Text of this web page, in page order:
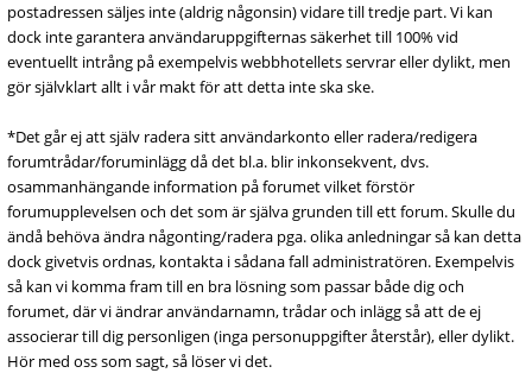
postadressen säljes inte (aldrig någonsin) vidare till tredje part. Vi kan
dock inte garantera användaruppgifternas säkerhet till 100% vid
eventuellt intrång på exempelvis webbhotellets servrar eller dylikt, men
gör självklart allt i vår makt för att detta inte ska ske.
*Det går ej att själv radera sitt användarkonto eller radera/redigera
forumtrådar/foruminlägg då det bl.a. blir inkonsekvent, dvs.
osammanhängande information på forumet vilket förstör
forumupplevelsen och det som är själva grunden till ett forum. Skulle du
ändå behöva ändra någonting/radera pga. olika anledningar så kan detta
dock givetvis ordnas, kontakta i sådana fall administratören. Exempelvis
så kan vi komma fram till en bra lösning som passar både dig och
forumet, där vi ändrar användarnamn, trådar och inlägg så att de ej
associerar till dig personligen (inga personuppgifter återstår), eller dylikt.
Hör med oss som sagt, så löser vi det.